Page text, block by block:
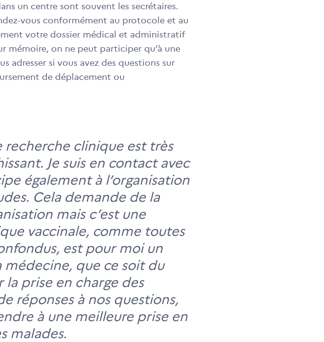
un centre sont souvent les secrétaires.
vous conformément au protocole et au
votre dossier médical et administratif
mémoire, on ne peut participer qu’à une
adresser si vous avez des questions sur
de déplacement ou
clinique est très
Je suis en contact avec
également à l’organisation
Cela demande de la
mais c’est une
vaccinale, comme toutes
est pour moi un
que ce soit du
prise en charge des
réponses à nos questions,
à une meilleure prise en
malades.